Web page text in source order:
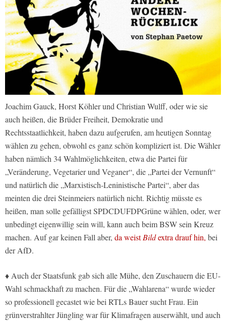
Joachim Gauck, Horst Köhler und Christian Wulff, oder wie sie
auch heißen, die Brüder Freiheit, Demokratie und
Rechtsstaatlichkeit, haben dazu aufgerufen, am heutigen Sonntag
wählen zu gehen, obwohl es ganz schön kompliziert ist. Die Wähler
haben nämlich 34 Wahlmöglichkeiten, etwa die Partei für
„Veränderung, Vegetarier und Veganer“, die „Partei der Vernunft“
und natürlich die „Marxistisch-Leninistische Partei“, aber das
meinten die drei Steinmeiers natürlich nicht. Richtig müsste es
heißen, man solle gefälligst SPDCDUFDPGrüne wählen, oder, wer
unbedingt eigenwillig sein will, kann auch beim BSW sein Kreuz
machen. Auf gar keinen Fall aber, da weistBildextra drauf hin, bei
der AfD.
♦ Auch der Staatsfunk gab sich alle Mühe, den Zuschauern die EU-
Wahl schmackhaft zu machen. Für die „Wahlarena“ wurde wieder
so professionell gecastet wie bei RTLs Bauer sucht Frau. Ein
grünverstrahlter Jüngling war für Klimafragen auserwählt, und auch